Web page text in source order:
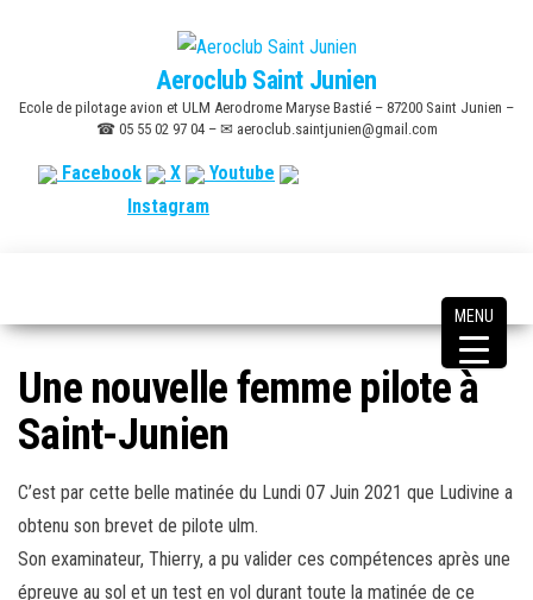
content
Aeroclub Saint Junien
Ecole de pilotage avion et ULM Aerodrome Maryse Bastié – 87200 Saint Junien –
☎ 05 55 02 97 04 – ✉ aeroclub.saintjunien@gmail.com
Facebook X
Youtube
Instagram
Une nouvelle femme pilote à
Saint-Junien
C’est par cette belle matinée du Lundi 07 Juin 2021 que Ludivine a
obtenu son brevet de pilote ulm.
Son examinateur, Thierry, a pu valider ces compétences après une
épreuve au sol et un test en vol durant toute la matinée de ce
MENU